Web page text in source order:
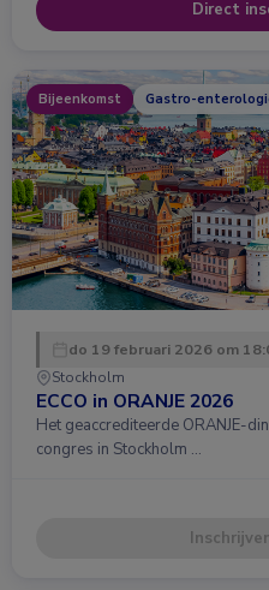
Direct
Bijeenkomst Gastro-
do 19 februari 2026 om
Stockholm
ECCO in ORANJE 2026
Het geaccrediteerde ORANJE-
congres in Stockholm …